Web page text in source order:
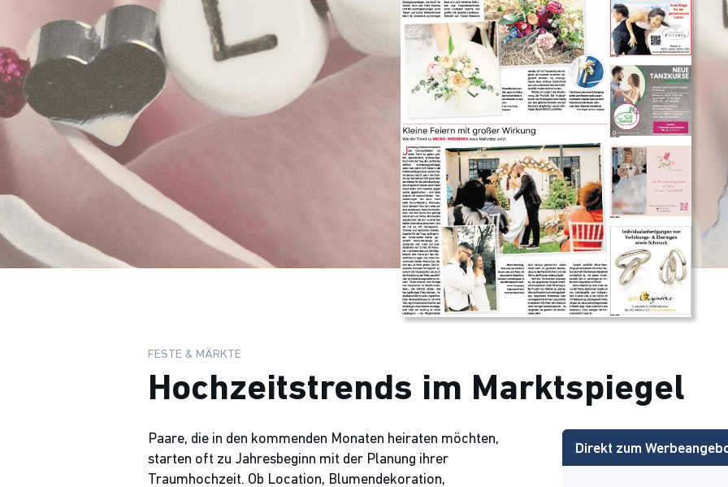
FESTE & MÄRKTE
Hochzeitstrends im Marktspiegel
Paare, die in den kommenden Monaten heiraten möchten,
starten oft zu Jahresbeginn mit der Planung ihrer
Traumhochzeit. Ob Location, Blumendekoration,
Direkt zum